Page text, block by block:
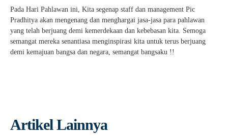
Pada Hari Pahlawan ini, Kita segenap staff dan management Pic
Pradhitya akan mengenang dan menghargai jasa-jasa para pahlawan
yang telah berjuang demi kemerdekaan dan kebebasan kita. Semoga
semangat mereka senantiasa menginspirasi kita untuk terus berjuang
demi kemajuan bangsa dan negara, semangat bangsaku !!
Artikel Lainnya